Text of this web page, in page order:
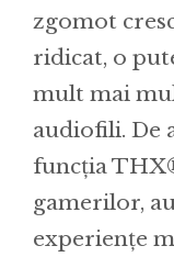
zgomot
ridicat, o
mult mai
audiofili. De
funcția
gamerilor,
experiențe